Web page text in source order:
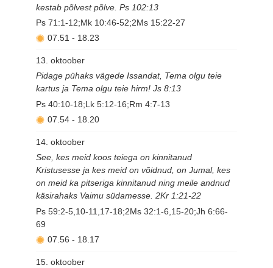
kestab põlvest põlve. Ps 102:13
Ps 71:1-12;Mk 10:46-52;2Ms 15:22-27
07.51 - 18.23
13. oktoober
Pidage pühaks vägede Issandat, Tema olgu teie
kartus ja Tema olgu teie hirm! Js 8:13
Ps 40:10-18;Lk 5:12-16;Rm 4:7-13
07.54 - 18.20
14. oktoober
See, kes meid koos teiega on kinnitanud
Kristusesse ja kes meid on võidnud, on Jumal, kes
on meid ka pitseriga kinnitanud ning meile andnud
käsirahaks Vaimu südamesse. 2Kr 1:21-22
Ps 59:2-5,10-11,17-18;2Ms 32:1-6,15-20;Jh 6:66-
69
07.56 - 18.17
15. oktoober